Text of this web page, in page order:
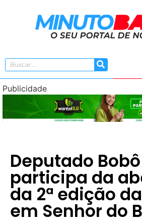
Publicidade
Deputado Bobô
participa da
da 2ª edição da
em Senhor do